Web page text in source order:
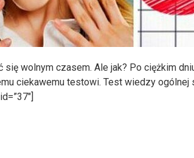
się wolnym czasem. Ale jak? Po ciężkim
ciekawemu testowi. Test wiedzy